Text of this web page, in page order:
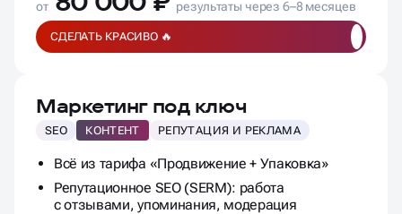
от результаты через 6–8 месяцев
СДЕЛАТЬ КРАСИВО 🔥
Маркетинг под ключ
SEO КОНТЕНТ РЕПУТАЦИЯ И РЕКЛАМА
Всё из тарифа «Продвижение + Упаковка»
Репутационное SEO (SERM): работа
с отзывами, упоминания, модерация